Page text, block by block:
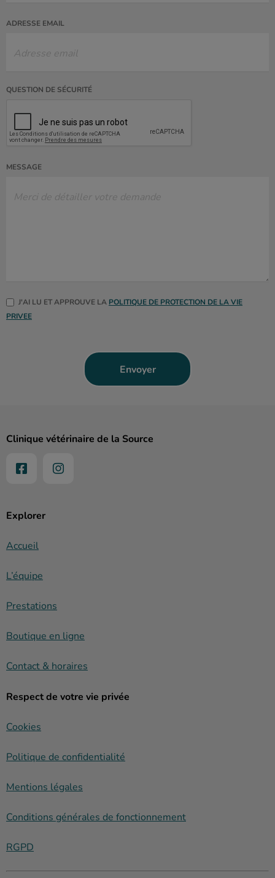
ADRESSE EMAIL
QUESTION DE SÉCURITÉ
MESSAGE
J'AI LU ET APPROUVE LA POLITIQUE DE PROTECTION DE LA VIE
PRIVEE
Explorer
Accueil
L’équipe
Prestations
Boutique en ligne
Contact & horaires
Respect de votre vie privée
Cookies
Politique de confidentialité
Mentions légales
Conditions générales de fonctionnement
RGPD
Clinique vétérinaire de la Source